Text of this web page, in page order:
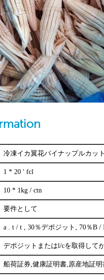
冷凍イカ翼花パイナップルカット
1 * 20 ' fcl
10 * 1kg / ctn
要件として
a . t / t , 30％デポジット, 70％B
デポジットまたはl/cを取得して
船荷証券,健康証明書,原産地証